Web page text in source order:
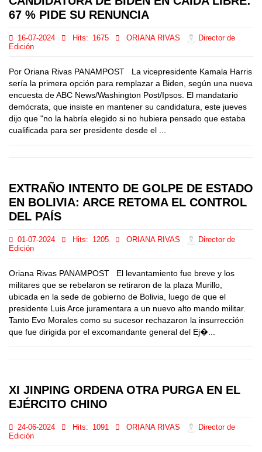
67 % PIDE SU RENUNCIA
16-07-2024 Hits: 1675 ORIANA RIVAS
Director de
Edición
Por Oriana Rivas PANAMPOST La vicepresidente Kamala Harris
sería la primera opción para remplazar a Biden, según una nueva
encuesta de ABC News/Washington Post/Ipsos. El mandatario
demócrata, que insiste en mantener su candidatura, este jueves
dijo que "no la habría elegido si no hubiera pensado que estaba
cualificada para ser presidente desde el ...
EXTRAÑO INTENTO DE GOLPE DE ESTADO
EN BOLIVIA: ARCE RETOMA EL CONTROL
DEL PAÍS
01-07-2024 Hits: 1205 ORIANA RIVAS
Director de
Edición
Oriana Rivas PANAMPOST El levantamiento fue breve y los
militares que se rebelaron se retiraron de la plaza Murillo,
ubicada en la sede de gobierno de Bolivia, luego de que el
presidente Luis Arce juramentara a un nuevo alto mando militar.
Tanto Evo Morales como su sucesor rechazaron la insurrección
que fue dirigida por el excomandante general del Ej�...
XI JINPING ORDENA OTRA PURGA EN EL
EJÉRCITO CHINO
24-06-2024 Hits: 1091 ORIANA RIVAS
Director de
Edición